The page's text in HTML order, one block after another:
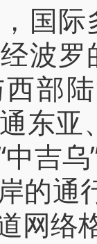
际
波
部
东
吉
的通
网络